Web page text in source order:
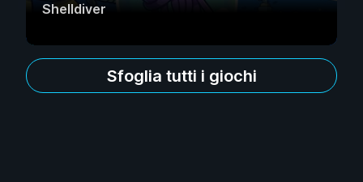
Shelldiver
Sfoglia tutti i giochi